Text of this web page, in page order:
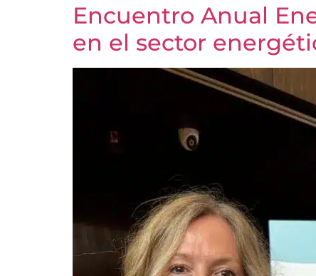
Encuentro Anual
en el sector